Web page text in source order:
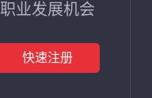
职业发展机会
快速注册